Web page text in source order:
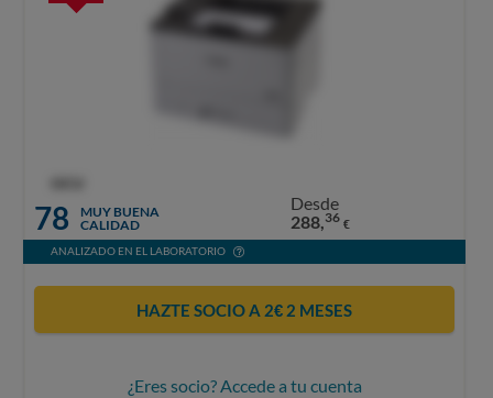
78
MUY BUENA
CALIDAD
Desde
288,36 €
ANALIZADO EN EL LABORATORIO
HAZTE SOCIO A 2€ 2 MESES
¿Eres socio? Accede a tu cuenta